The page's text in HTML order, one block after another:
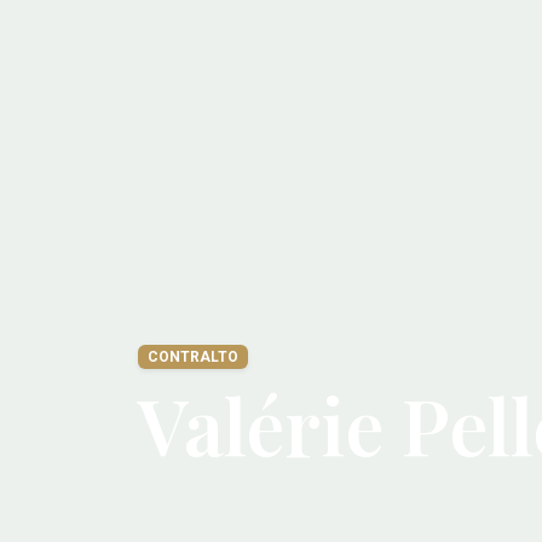
CONTRALTO